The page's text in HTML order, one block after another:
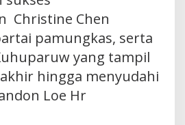
Christine Chen
pamungkas, serta
yang tampil
hingga menyudahi
Loe Hr